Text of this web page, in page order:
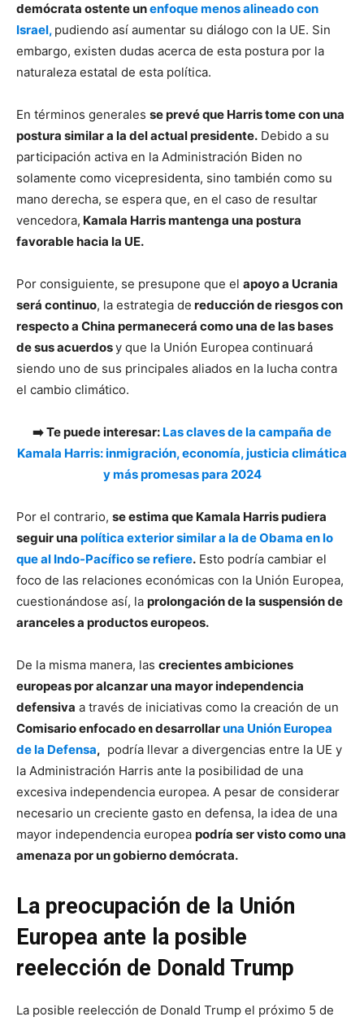
demócrata ostente unenfoque menos alineado con
Israel, pudiendo así aumentar su diálogo con la UE. Sin
embargo, existen dudas acerca de esta postura por la
naturaleza estatal de esta política.
En términos generales se prevé que Harris tome con una
postura similar a la del actual presidente. Debido a su
participación activa en la Administración Biden no
solamente como vicepresidenta, sino también como su
mano derecha, se espera que, en el caso de resultar
vencedora, Kamala Harris mantenga una postura
favorable hacia la UE.
Por consiguiente, se presupone que el apoyo a Ucrania
será continuo, la estrategia de reducción de riesgoscon
respecto a China permanecerá como una de las bases
de sus acuerdosy que la Unión Europea continuará
siendo uno de sus principales aliados en la lucha contra
el cambio climático.
➡️ Te puede interesar: Las claves de la campaña de
Kamala Harris: inmigración, economía, justicia climática
y más promesas para 2024
Por el contrario, se estima que Kamala Harris pudiera
seguir una política exterior similar a la de Obama en lo
que al Indo-Pacífico se refiere. Esto podría cambiar el
foco de las relaciones económicas con la Unión Europea,
cuestionándose así, la prolongación de la suspensión de
aranceles a productos europeos.
De la misma manera, las crecientes ambiciones
europeas por alcanzar una mayor independencia
defensiva a través de iniciativas como la creación de un
Comisario enfocado en desarrollaruna Unión Europea
de la Defensa, podría llevar a divergencias entre la UE y
la Administración Harris ante la posibilidad de una
excesiva independencia europea. A pesar de considerar
necesario un creciente gasto en defensa, la idea de una
mayor independencia europea podría ser visto como una
amenaza por un gobierno demócrata.
La preocupación de la Unión
Europea ante la posible
reelección de Donald Trump
La posible reelección de Donald Trump el próximo 5 de